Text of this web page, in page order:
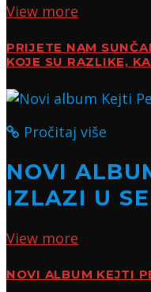
View more
PRIJETE NAM
KOJE SU RAZLIKE,
Pročitaj više
NOVI
IZLAZI U
View more
NOVI ALBUM KEJTI